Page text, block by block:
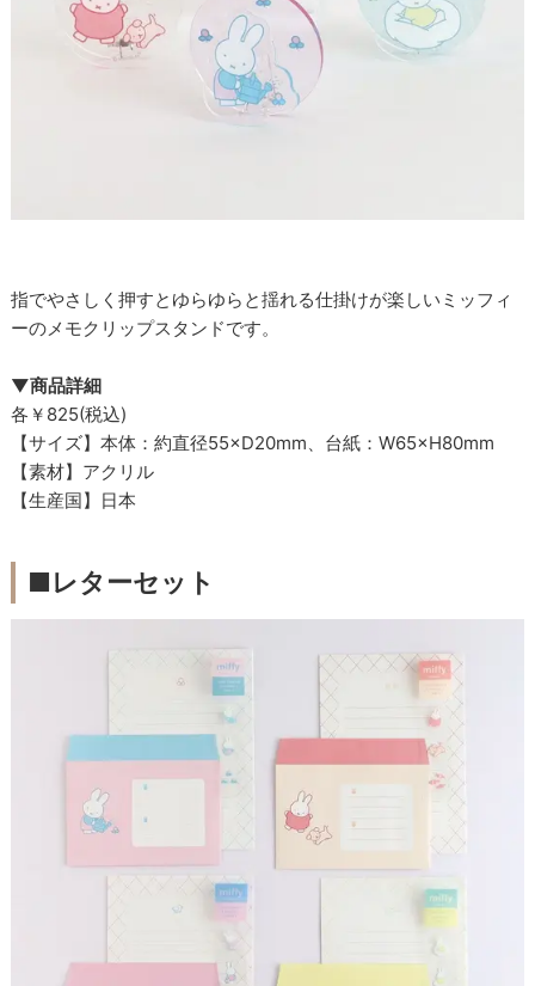
指でやさしく押すとゆらゆらと揺れる仕掛けが楽しいミッフィ
ーのメモクリップスタンドです。
▼商品詳細
各￥825(税込)
【サイズ】本体：約直径55×D20mm、台紙：W65×H80mm
【素材】アクリル
【生産国】日本
■レターセット